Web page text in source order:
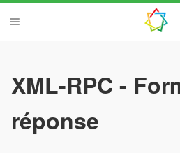
XML-RPC -
réponse